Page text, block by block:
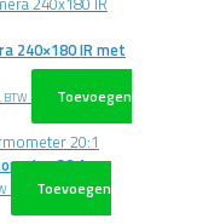
240×180 IR met
BTW
Toevoegen
20:1
Toevoegen